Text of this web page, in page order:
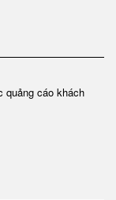
quảng cáo khách